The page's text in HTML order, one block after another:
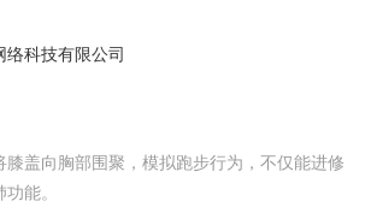
科技有限公司
膝盖向胸部围聚，模拟跑步行为，不仅能进修
能。